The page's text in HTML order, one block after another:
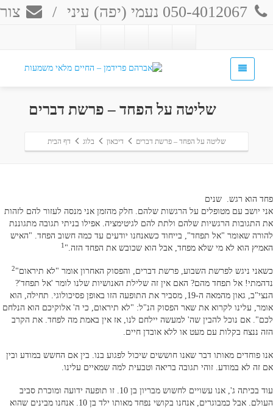
/
שליטה על הפחד – פרשת דברים
שליטה על הפחד – פרשת דברים דיכאון בלוג דף הבית
פחד הוא רגש. שנים
אני יושב עם מטופלים על הרגשות שלהם. חלק מהזמן אני מנסה לעזור להם לזהות
את התגובות הרגשיות שלהם ולתת להם לגיטימציה. אפילו בניתי תגובה מתגוננת
להורה שאומר "אל תפחד", בייחוד כשאנחנו יודעים עד כמה חשוב הפחד. "האיש
האמיץ הוא לא מי שלא מפחד, אבל הוא שכובש את הפחד הזה." 1
כשאני ניגש לפרשת השבוע, פרשת דברים, והפסוק האחרון אומר "לא תיראום"2
נדהמתי! אל תפחד מהם? האם אין זה שלילת האנושיות שלנו לומר 'אל תפחד'?
הנצי"ב, גאון מהמאה ה-19, מסביר את התופעה הזו באופן פסיכולוגי. תחילה, הוא
אומר, עלינו לקרוא את שאר הפסוק הנ"ל: "לא תיראום, כי ה' אלוקיכם הוא הנלחם
לכם". אם נוכל להבין שה' למעשה יילחם לנו, אז אין באמת מה לפחד. את הקרב
הזה ננצח בקלות עם מעט או ללא אובדן חיים.
אנו פוחדים מאותו דבר שאנו חוששים שיכול לפגוע בנו. בין אם החשש במודע ובין
אם זה לא במודע. זוהי תגובה בריאה וטבעית למה שמאיים עלינו.
עוד בכיתה ג', אנו עשויים לחשוש מבריון בן 10. זו תופעה ידועה ומוכרת סביב
העולם. אבל כמבוגרים, אנחנו בקושי נפחד מאותו ילד בן 10. אנחנו מבינים שהוא